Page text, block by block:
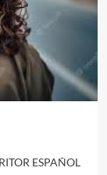
ESPAÑOL